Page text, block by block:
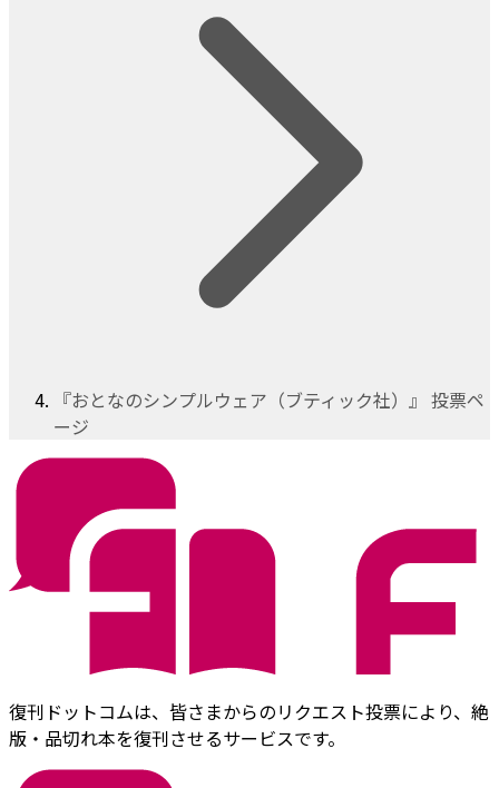
『おとなのシンプルウェア（ブティック社）』 投票ペ
ージ
復刊ドットコムは、皆さまからのリクエスト投票により、絶
版・品切れ本を復刊させるサービスです。